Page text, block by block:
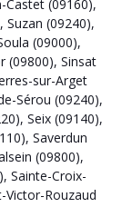
Castet (09160),
, Suzan (09240),
(09000),
(09800), Sinsat
sur-Arget
Sérou (09240),
, Seix (09140),
, Saverdun
(09800),
, Sainte-Croix-
Victor-Rouzaud